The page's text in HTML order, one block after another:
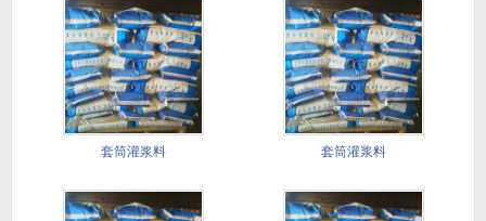
套筒灌浆料 套筒灌浆料